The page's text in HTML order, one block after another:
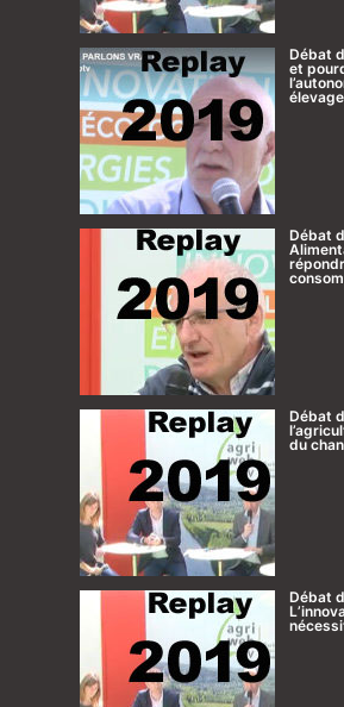
Débat
et
Débat
Débat
du
Débat